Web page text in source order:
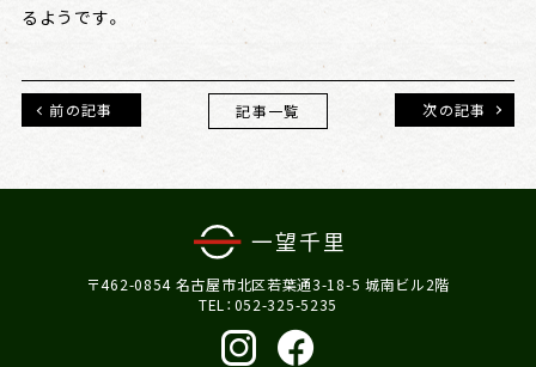
るようです。
前の記事 記事一覧 次の記事
〒462-0854 名古屋市北区若葉通3-18-5 城南ビル2階
TEL：052-325-5235